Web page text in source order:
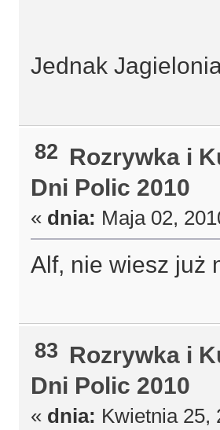
Jednak
82 Rozrywka i
Dni Polic 2010
« dnia: Maja 02,
Alf, nie wiesz już
83 Rozrywka i
Dni Polic 2010
« dnia: Kwietnia 25,